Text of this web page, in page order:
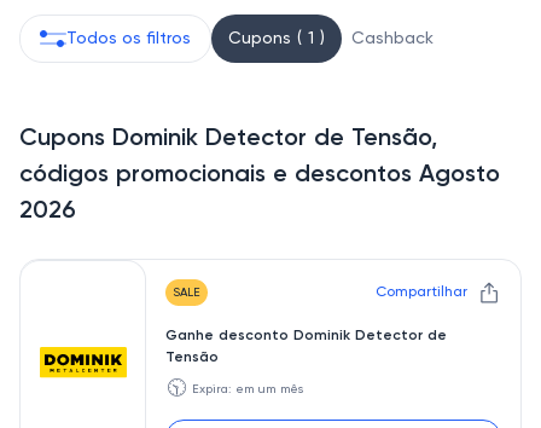
Todos os filtros Cupons ( 1 ) Cashback
Cupons Dominik Detector de Tensão,
códigos promocionais e descontos Agosto
2026
SALE Compartilhar
Ganhe desconto Dominik Detector de
Tensão
🕥 Expira: em um mês